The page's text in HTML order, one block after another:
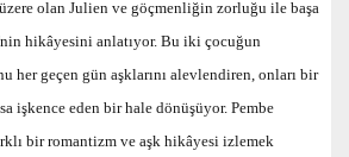
olan Julien ve göçmenliğin zorluğu ile başa
hikâyesini anlatıyor. Bu iki çocuğun
her geçen gün aşklarını alevlendiren, onları bir
işkence eden bir hale dönüşüyor. Pembe
bir romantizm ve aşk hikâyesi izlemek